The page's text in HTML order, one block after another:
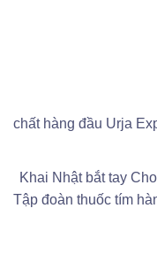
chất hàng đầu Urja
Khai Nhật bắt tay
Tập đoàn thuốc tím